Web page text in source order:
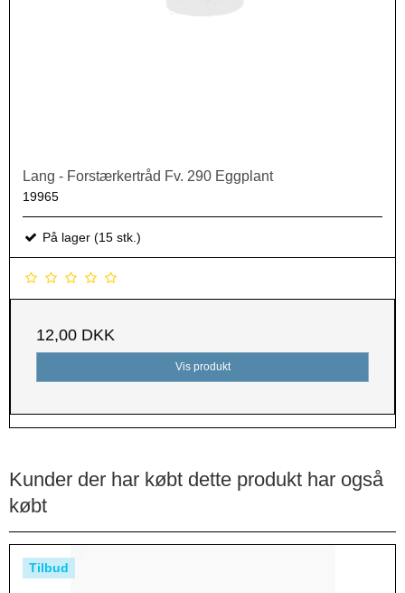
Lang - Forstærkertråd Fv. 290 Eggplant
19965
På lager (15 stk.)
12,00 DKK
Vis produkt
Kunder der har købt dette produkt har også
købt
Tilbud